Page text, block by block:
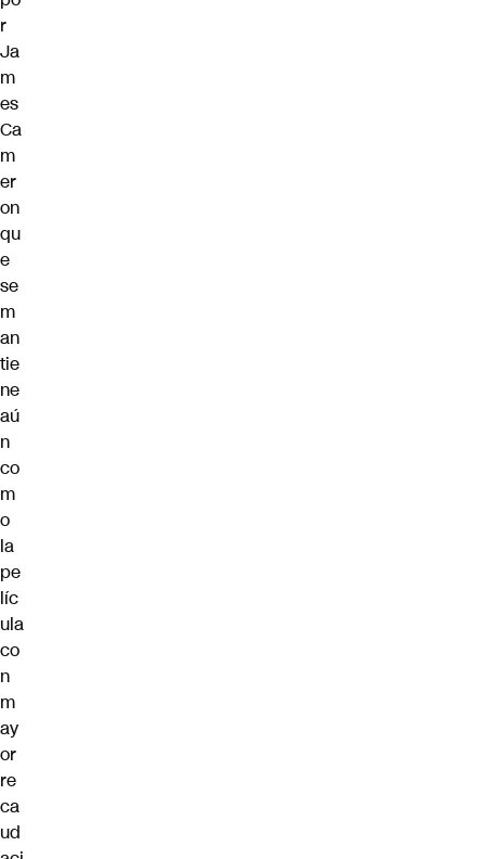
r
Ja
m
es
Ca
m
er
on
qu
e
se
m
an
tie
ne
aú
n
co
m
o
la
pe
líc
ula
co
n
m
ay
or
re
ca
ud